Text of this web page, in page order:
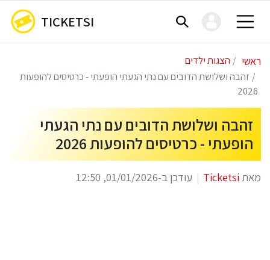
TICKETSI
ראשי
הצגות ילדים
זהבה ושלושת הדובים עם נתי הגעתי הופעתי - כרטיסים להופעות
2026
זהבה ושלושת הדובים עם נתי הגעתי
הופעתי - כרטיסים להופעות 2026
מאת Ticketsi עודכן ב-01/01/2026, 12:50